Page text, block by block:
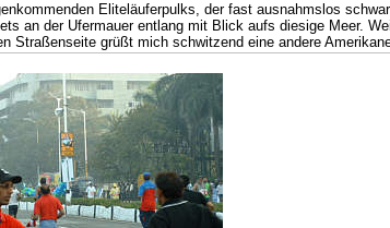
Eliteläuferpulks, der fast ausnahmslos
an der Ufermauer entlang mit Blick aufs diesige Meer.
Straßenseite grüßt mich schwitzend eine andere